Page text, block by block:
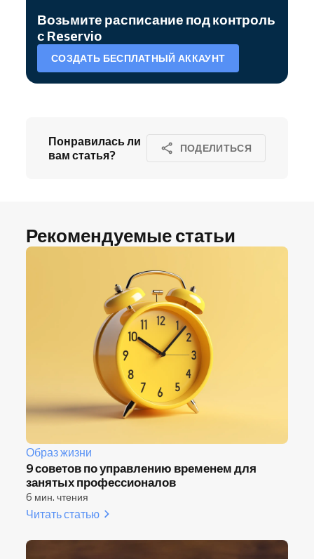
Возьмите расписание под контроль
с Reservio
СОЗДАТЬ БЕСПЛАТНЫЙ АККАУНТ
Понравилась ли
вам статья?
ПОДЕЛИТЬСЯ
Рекомендуемые статьи
Образ жизни
9 советов по управлению временем для
занятых профессионалов
6 мин. чтения
Читать статью